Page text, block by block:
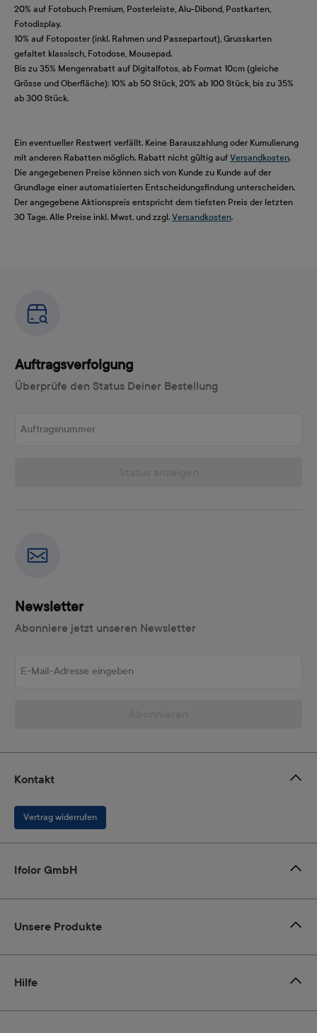
20% auf Fotobuch Premium, Posterleiste, Alu-Dibond, Postkarten,
Fotodisplay.
10% auf Fotoposter (inkl. Rahmen und Passepartout), Grusskarten
gefaltet klassisch, Fotodose, Mousepad.
Bis zu 35% Mengenrabatt auf Digitalfotos, ab Format 10cm (gleiche
Grösse und Oberfläche): 10% ab 50 Stück, 20% ab 100 Stück, bis zu 35%
ab 300 Stück.
Ein eventueller Restwert verfällt. Keine Barauszahlung oder Kumulierung
mit anderen Rabatten möglich. Rabatt nicht gültig auf Versandkosten.
Die angegebenen Preise können sich von Kunde zu Kunde auf der
Grundlage einer automatisierten Entscheidungsfindung unterscheiden.
Der angegebene Aktionspreis entspricht dem tiefsten Preis der letzten
30 Tage. Alle Preise inkl. Mwst. und zzgl. Versandkosten.
Auftragsverfolgung
Überprüfe den Status Deiner Bestellung
Newsletter
Abonniere jetzt unseren Newsletter
Kontakt
Vertrag widerrufen
Ifolor GmbH
Unsere Produkte
Hilfe